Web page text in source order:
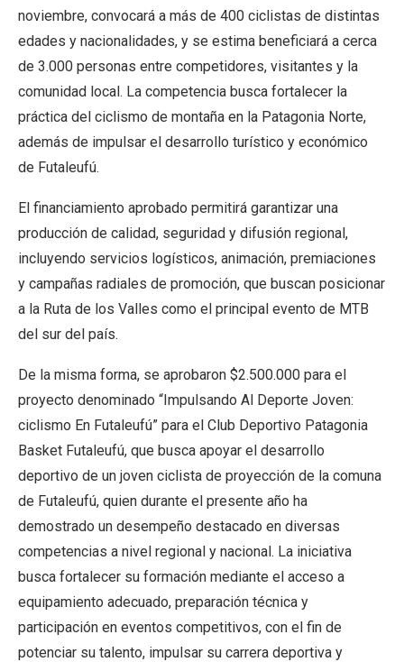
noviembre, convocará a más de 400 ciclistas de distintas
edades y nacionalidades, y se estima beneficiará a cerca
de 3.000 personas entre competidores, visitantes y la
comunidad local. La competencia busca fortalecer la
práctica del ciclismo de montaña en la Patagonia Norte,
además de impulsar el desarrollo turístico y económico
de Futaleufú.
El financiamiento aprobado permitirá garantizar una
producción de calidad, seguridad y difusión regional,
incluyendo servicios logísticos, animación, premiaciones
y campañas radiales de promoción, que buscan posicionar
a la Ruta de los Valles como el principal evento de MTB
del sur del país.
De la misma forma, se aprobaron $2.500.000 para el
proyecto denominado “Impulsando Al Deporte Joven:
ciclismo En Futaleufú” para el Club Deportivo Patagonia
Basket Futaleufú, que busca apoyar el desarrollo
deportivo de un joven ciclista de proyección de la comuna
de Futaleufú, quien durante el presente año ha
demostrado un desempeño destacado en diversas
competencias a nivel regional y nacional. La iniciativa
busca fortalecer su formación mediante el acceso a
equipamiento adecuado, preparación técnica y
participación en eventos competitivos, con el fin de
potenciar su talento, impulsar su carrera deportiva y